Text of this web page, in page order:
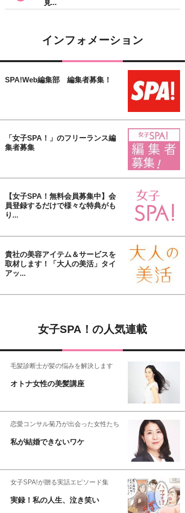
見...
インフォメーション
SPA!Web編集部 編集者募集！
「女子SPA！」のフリーランス編
集者募集
【女子SPA！無料会員募集中】会
員登録するだけで様々な特典がも
り...
貴社の美容アイテム＆サービスを
取材します！「大人の美活」タイ
アッ...
女子SPA！の人気連載
毛髪診断士が髪の悩みを解決します
オトナ女性の美髪講座
恋愛コンサル菊乃が出会った女性たち
私が結婚できないワケ
女子SPA!が贈る実話エピソード集
実録！私の人生、泣き笑い